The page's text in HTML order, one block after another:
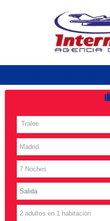
Costas
Vuelos
Islas
Caribe
Grandes Viajes
Tralee